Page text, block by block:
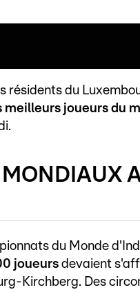
résidents du
meilleurs joueurs du
du Monde
joueurs devaient
Kirchberg. Des